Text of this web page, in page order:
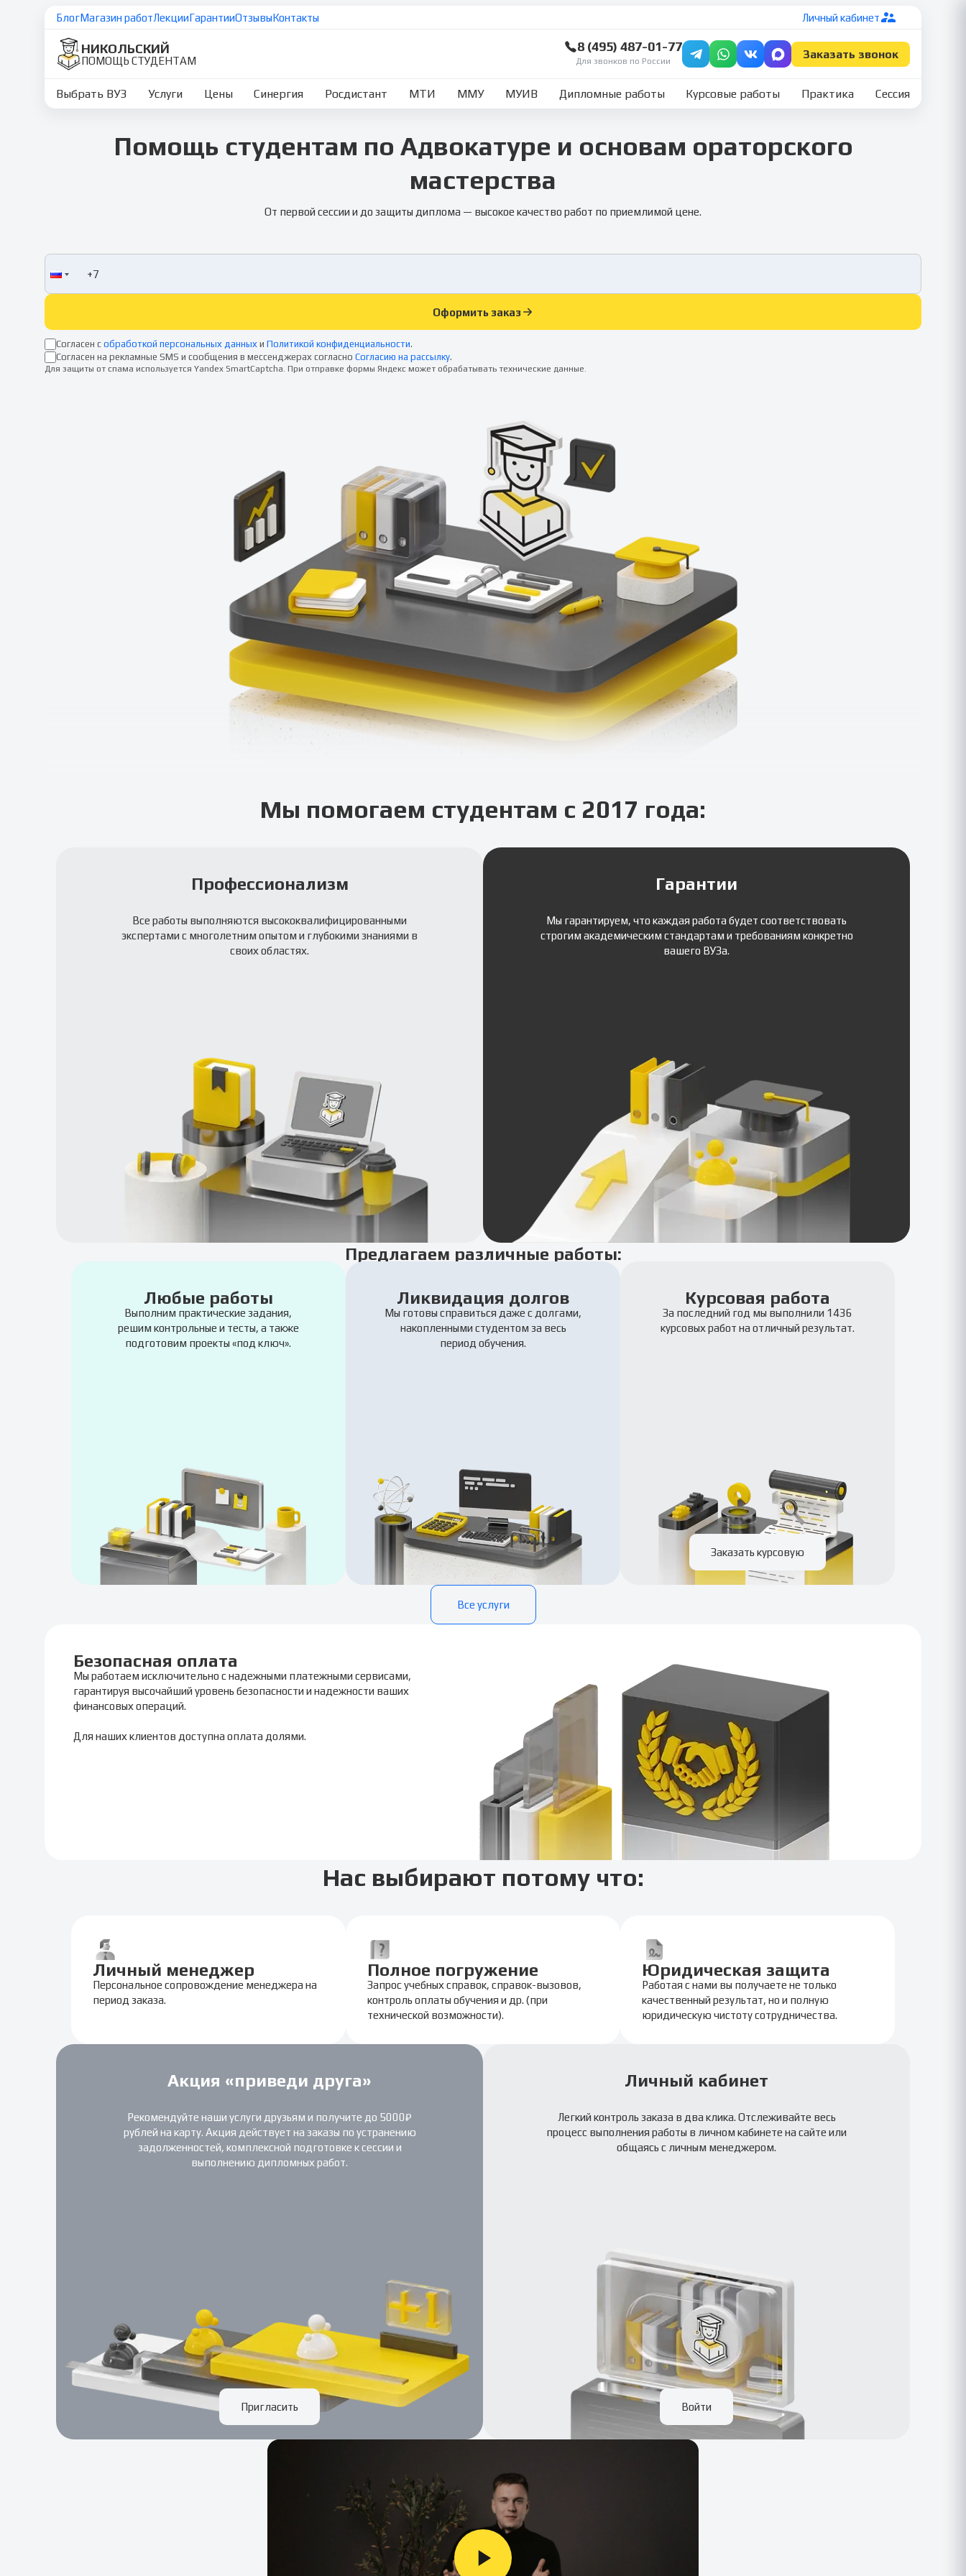
БлогМагазин работЛекцииГарантииОтзывыКонтакты Личный кабинет
НИКОЛЬСКИЙ
ПОМОЩЬ СТУДЕНТАМ
8 (495) 487-01-77
Для звонков по России
Заказать звонок
Выбрать ВУЗ Услуги Цены Синергия Росдистант МТИ ММУ МУИВ Дипломные работы Курсовые работы Практика Сессия
Помощь студентам по Адвокатуре и основам ораторского
мастерства
От первой сессии и до защиты диплома — высокое качество работ по приемлимой цене.
Оформить заказ
Согласен с обработкой персональных данных и Политикой конфиденциальности.
Согласен на рекламные SMS и сообщения в мессенджерах согласно Согласию на рассылку.
Для защиты от спама используется Yandex SmartCaptcha. При отправке формы Яндекс может обрабатывать технические данные.
Мы помогаем студентам с 2017 года:
Профессионализм
Все работы выполняются высококвалифицированными
экспертами с многолетним опытом и глубокими знаниями в
своих областях.
Гарантии
Мы гарантируем, что каждая работа будет соответствовать
строгим академическим стандартам и требованиям конкретно
вашего ВУЗа.
Предлагаем различные работы:
Любые работы
Выполним практические задания,
решим контрольные и тесты, а также
подготовим проекты «под ключ».
Ликвидация долгов
Мы готовы справиться даже с долгами,
накопленными студентом за весь
период обучения.
Курсовая работа
За последний год мы выполнили 1436
курсовых работ на отличный результат.
Заказать курсовую
Все услуги
Безопасная оплата
Мы работаем исключительно с надежными платежными сервисами,
гарантируя высочайший уровень безопасности и надежности ваших
финансовых операций.
Для наших клиентов доступна оплата долями.
Нас выбирают потому что:
Личный менеджер
Персональное сопровождение менеджера на
период заказа.
Полное погружение
Запрос учебных справок, справок-вызовов,
контроль оплаты обучения и др. (при
технической возможности).
Юридическая защита
Работая с нами вы получаете не только
качественный результат, но и полную
юридическую чистоту сотрудничества.
Акция «приведи друга»
Рекомендуйте наши услуги друзьям и получите до 5000₽
рублей на карту. Акция действует на заказы по устранению
задолженностей, комплексной подготовке к сессии и
выполнению дипломных работ.
Пригласить
Личный кабинет
Легкий контроль заказа в два клика. Отслеживайте весь
процесс выполнения работы в личном кабинете на сайте или
общаясь с личным менеджером.
Войти